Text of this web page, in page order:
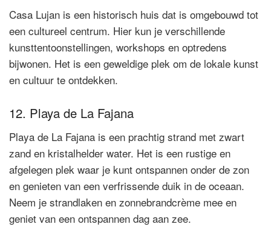
Casa Lujan is een historisch huis dat is omgebouwd tot
een cultureel centrum. Hier kun je verschillende
kunsttentoonstellingen, workshops en optredens
bijwonen. Het is een geweldige plek om de lokale kunst
en cultuur te ontdekken.
12. Playa de La Fajana
Playa de La Fajana is een prachtig strand met zwart
zand en kristalhelder water. Het is een rustige en
afgelegen plek waar je kunt ontspannen onder de zon
en genieten van een verfrissende duik in de oceaan.
Neem je strandlaken en zonnebrandcrème mee en
geniet van een ontspannen dag aan zee.